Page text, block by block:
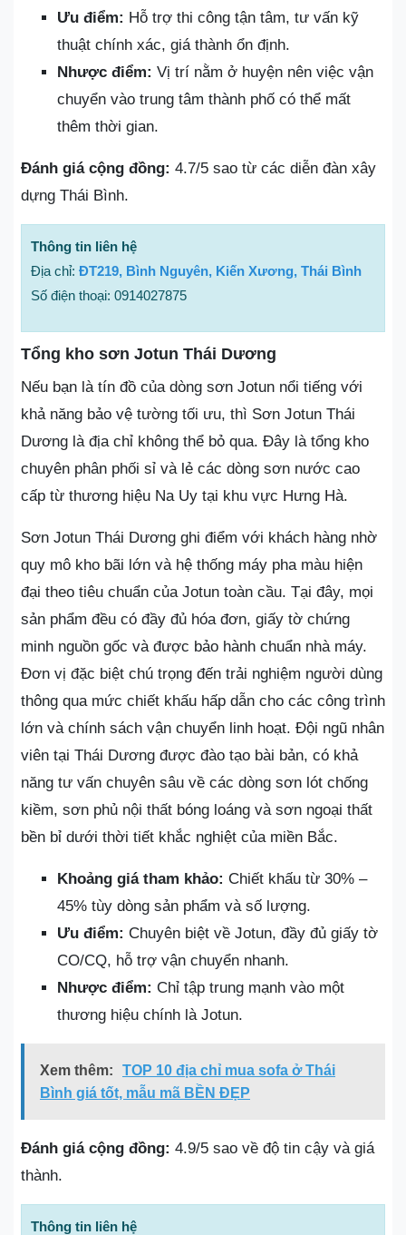
Ưu điểm: Hỗ trợ thi công tận tâm, tư vấn kỹ
thuật chính xác, giá thành ổn định.
Nhược điểm: Vị trí nằm ở huyện nên việc vận
chuyển vào trung tâm thành phố có thể mất
thêm thời gian.
Đánh giá cộng đồng: 4.7/5 sao từ các diễn đàn xây
dựng Thái Bình.
Thông tin liên hệ
Địa chỉ: ĐT219, Bình Nguyên, Kiến Xương, Thái Bình
Số điện thoại: 0914027875
Tổng kho sơn Jotun Thái Dương
Nếu bạn là tín đồ của dòng sơn Jotun nổi tiếng với
khả năng bảo vệ tường tối ưu, thì Sơn Jotun Thái
Dương là địa chỉ không thể bỏ qua. Đây là tổng kho
chuyên phân phối sỉ và lẻ các dòng sơn nước cao
cấp từ thương hiệu Na Uy tại khu vực Hưng Hà.
Sơn Jotun Thái Dương ghi điểm với khách hàng nhờ
quy mô kho bãi lớn và hệ thống máy pha màu hiện
đại theo tiêu chuẩn của Jotun toàn cầu. Tại đây, mọi
sản phẩm đều có đầy đủ hóa đơn, giấy tờ chứng
minh nguồn gốc và được bảo hành chuẩn nhà máy.
Đơn vị đặc biệt chú trọng đến trải nghiệm người dùng
thông qua mức chiết khấu hấp dẫn cho các công trình
lớn và chính sách vận chuyển linh hoạt. Đội ngũ nhân
viên tại Thái Dương được đào tạo bài bản, có khả
năng tư vấn chuyên sâu về các dòng sơn lót chống
kiềm, sơn phủ nội thất bóng loáng và sơn ngoại thất
bền bỉ dưới thời tiết khắc nghiệt của miền Bắc.
Khoảng giá tham khảo: Chiết khấu từ 30% –
45% tùy dòng sản phẩm và số lượng.
Ưu điểm: Chuyên biệt về Jotun, đầy đủ giấy tờ
CO/CQ, hỗ trợ vận chuyển nhanh.
Nhược điểm: Chỉ tập trung mạnh vào một
thương hiệu chính là Jotun.
Xem thêm:
TOP 10 địa chỉ mua sofa ở Thái
Bình giá tốt, mẫu mã BỀN ĐẸP
Đánh giá cộng đồng: 4.9/5 sao về độ tin cậy và giá
thành.
Thông tin liên hệ